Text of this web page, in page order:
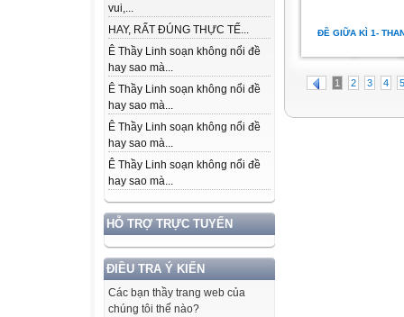
vui,...
HAY, RẤT ĐÚNG THỰC TẾ...
Ê Thầy Linh soạn không nổi đề
hay sao mà...
Ê Thầy Linh soạn không nổi đề
hay sao mà...
Ê Thầy Linh soạn không nổi đề
hay sao mà...
Ê Thầy Linh soạn không nổi đề
hay sao mà...
HỖ TRỢ TRỰC TUYẾN
ĐIỀU TRA Ý KIẾN
Các bạn thầy trang web của
chúng tôi thế nào?
ĐỀ GIỮA KÌ 1-
1 2 3 4 5